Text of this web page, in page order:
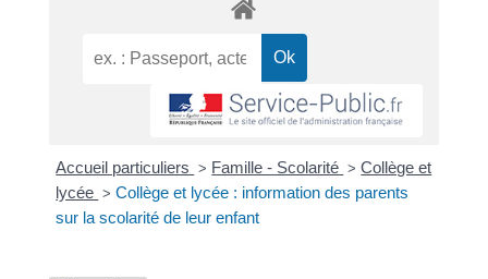
Accueil particuliers > Famille - Scolarité > Collège et
lycée > Collège et lycée : information des parents
sur la scolarité de leur enfant